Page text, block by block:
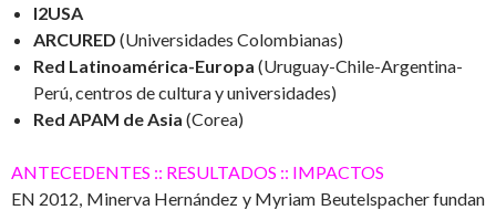
I2USA
ARCURED (Universidades Colombianas)
Red Latinoamérica-Europa (Uruguay-Chile-Argentina-
Perú, centros de cultura y universidades)
Red APAM de Asia (Corea)
ANTECEDENTES :: RESULTADOS :: IMPACTOS
EN 2012, Minerva Hernández y Myriam Beutelspacher fundan